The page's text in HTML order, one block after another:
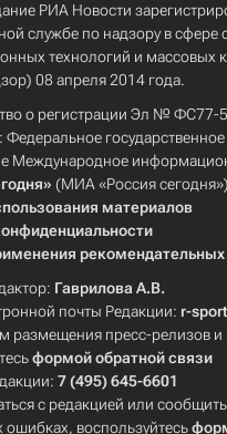
РИА Новости
службе по надзору в сфере
технологий и массовых
08 апреля 2014 года.
о регистрации Эл № ФС77-
Федеральное
Международное
(МИА «Россия
материалов
рекомендательных
Гаврилова А.В.
почты Редакции: r-
размещения пресс-релизов
формой обратной связи
7 (495) 645-6601
с редакцией или
воспользуйтесь